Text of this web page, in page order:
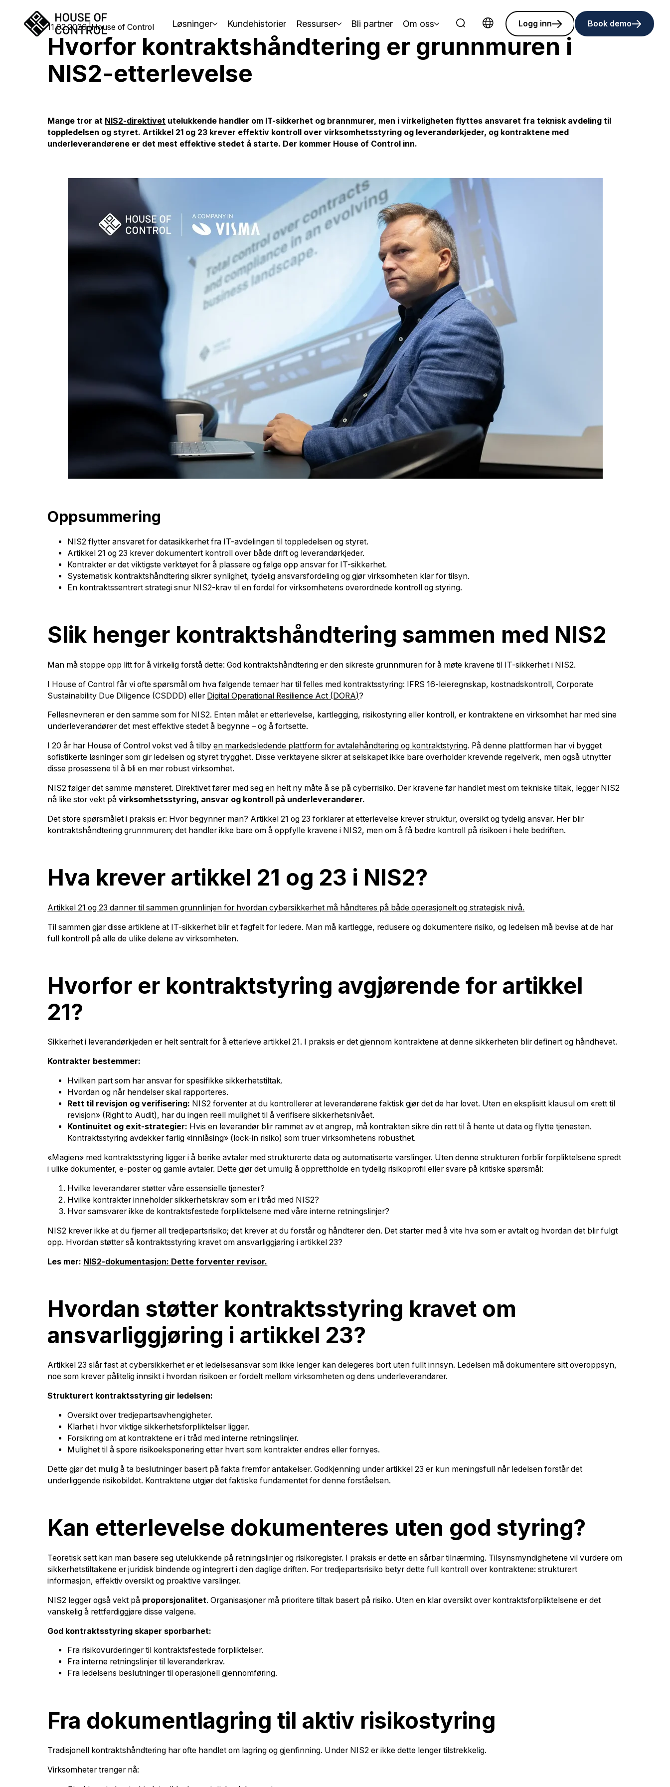
Løsninger Kundehistorier Ressurser Bli partner Om oss
Choose language
Logg inn Book demo
11.02.2026 House of Control
Hvorfor kontraktshåndtering er grunnmuren i
NIS2-etterlevelse
Mange tror at NIS2-direktivet utelukkende handler om IT-sikkerhet og brannmurer, men i virkeligheten flyttes ansvaret fra teknisk avdeling til
toppledelsen og styret. Artikkel 21 og 23 krever effektiv kontroll over virksomhetsstyring og leverandørkjeder, og kontraktene med
underleverandørene er det mest effektive stedet å starte. Der kommer House of Control inn.
Oppsummering
NIS2 flytter ansvaret for datasikkerhet fra IT-avdelingen til toppledelsen og styret.
Artikkel 21 og 23 krever dokumentert kontroll over både drift og leverandørkjeder.
Kontrakter er det viktigste verktøyet for å plassere og følge opp ansvar for IT-sikkerhet.
Systematisk kontraktshåndtering sikrer synlighet, tydelig ansvarsfordeling og gjør virksomheten klar for tilsyn.
En kontraktssentrert strategi snur NIS2-krav til en fordel for virksomhetens overordnede kontroll og styring.
Slik henger kontraktshåndtering sammen med NIS2
Man må stoppe opp litt for å virkelig forstå dette: God kontraktshåndtering er den sikreste grunnmuren for å møte kravene til IT-sikkerhet i NIS2.
I House of Control får vi ofte spørsmål om hva følgende temaer har til felles med kontraktsstyring: IFRS 16-leieregnskap, kostnadskontroll, Corporate
Sustainability Due Diligence (CSDDD) eller Digital Operational Resilience Act (DORA)?
Fellesnevneren er den samme som for NIS2. Enten målet er etterlevelse, kartlegging, risikostyring eller kontroll, er kontraktene en virksomhet har med sine
underleverandører det mest effektive stedet å begynne – og å fortsette.
I 20 år har House of Control vokst ved å tilbyen markedsledende plattform foravtalehåndtering og kontraktstyring. På denne plattformen har vi bygget
sofistikerte løsninger som gir ledelsen og styret trygghet. Disse verktøyene sikrer at selskapet ikke bare overholder krevende regelverk, men også utnytter
disse prosessene til å bli en mer robust virksomhet.
NIS2 følger det samme mønsteret. Direktivet fører med seg en helt ny måte å se på cyberrisiko. Der kravene før handlet mest om tekniske tiltak, legger NIS2
nå like stor vekt påvirksomhetsstyring, ansvar og kontroll på underleverandører.
Det store spørsmålet i praksis er: Hvor begynner man? Artikkel 21 og 23 forklarer at etterlevelse krever struktur, oversikt og tydelig ansvar. Her blir
kontraktshåndtering grunnmuren; det handler ikke bare om å oppfylle kravene i NIS2, men om å få bedre kontroll på risikoen i hele bedriften.
Hva krever artikkel 21 og 23 i NIS2?
Artikkel 21 og 23 danner til sammen grunnlinjen for hvordan cybersikkerhet må håndteres på både operasjonelt og strategisk nivå.
Til sammen gjør disse artiklene at IT-sikkerhet blir et fagfelt for ledere. Man må kartlegge, redusere og dokumentere risiko, og ledelsen må bevise at de har
full kontroll på alle de ulike delene av virksomheten.
Hvorfor er kontraktstyring avgjørende for artikkel
21?
Sikkerhet i leverandørkjeden er helt sentralt for å etterleve artikkel 21. I praksis er det gjennom kontraktene at denne sikkerheten blir definert og håndhevet.
Kontrakter bestemmer:
Hvilken part som har ansvar for spesifikke sikkerhetstiltak.
Hvordan og når hendelser skal rapporteres.
Rett til revisjon og verifisering: NIS2 forventer at du kontrollerer at leverandørene faktisk gjør det de har lovet. Uten en eksplisitt klausul om «rett til
revisjon» (Right to Audit), har du ingen reell mulighet til å verifisere sikkerhetsnivået.
Kontinuitet og exit-strategier: Hvis en leverandør blir rammet av et angrep, må kontrakten sikre din rett til å hente ut data og flytte tjenesten.
Kontraktsstyring avdekker farlig «innlåsing» (lock-in risiko) som truer virksomhetens robusthet.
«Magien» med kontraktsstyring ligger i å berike avtaler med strukturerte data og automatiserte varslinger. Uten denne strukturen forblir forpliktelsene spredt
i ulike dokumenter, e-poster og gamle avtaler. Dette gjør det umulig å opprettholde en tydelig risikoprofil eller svare på kritiske spørsmål:
Hvilke leverandører støtter våre essensielle tjenester?
Hvilke kontrakter inneholder sikkerhetskrav som er i tråd med NIS2?
Hvor samsvarer ikke de kontraktsfestede forpliktelsene med våre interne retningslinjer?
NIS2 krever ikke at du fjerner all tredjepartsrisiko; det krever at du forstår og håndterer den. Det starter med å vite hva som er avtalt og hvordan det blir fulgt
opp. Hvordan støtter så kontraktsstyring kravet om ansvarliggjøring i artikkel 23?
Les mer: NIS2-dokumentasjon: Dette forventer revisor.
Hvordan støtter kontraktsstyring kravet om
ansvarliggjøring i artikkel 23?
Artikkel 23 slår fast at cybersikkerhet er et ledelsesansvar som ikke lenger kan delegeres bort uten fullt innsyn. Ledelsen må dokumentere sitt overoppsyn,
noe som krever pålitelig innsikt i hvordan risikoen er fordelt mellom virksomheten og dens underleverandører.
Strukturert kontraktsstyring gir ledelsen:
Oversikt over tredjepartsavhengigheter.
Klarhet i hvor viktige sikkerhetsforpliktelser ligger.
Forsikring om at kontraktene er i tråd med interne retningslinjer.
Mulighet til å spore risikoeksponering etter hvert som kontrakter endres eller fornyes.
Dette gjør det mulig å ta beslutninger basert på fakta fremfor antakelser. Godkjenning under artikkel 23 er kun meningsfull når ledelsen forstår det
underliggende risikobildet. Kontraktene utgjør det faktiske fundamentet for denne forståelsen.
Kan etterlevelse dokumenteres uten god styring?
Teoretisk sett kan man basere seg utelukkende på retningslinjer og risikoregister. I praksis er dette en sårbar tilnærming. Tilsynsmyndighetene vil vurdere om
sikkerhetstiltakene er juridisk bindende og integrert i den daglige driften. For tredjepartsrisiko betyr dette full kontroll over kontraktene: strukturert
informasjon, effektiv oversikt og proaktive varslinger.
NIS2 legger også vekt på proporsjonalitet. Organisasjoner må prioritere tiltak basert på risiko. Uten en klar oversikt over kontraktsforpliktelsene er det
vanskelig å rettferdiggjøre disse valgene.
God kontraktsstyring skaper sporbarhet:
Fra risikovurderinger til kontraktsfestede forpliktelser.
Fra interne retningslinjer til leverandørkrav.
Fra ledelsens beslutninger til operasjonell gjennomføring.
Fra dokumentlagring til aktiv risikostyring
Tradisjonell kontraktshåndtering har ofte handlet om lagring og gjenfinning. Under NIS2 er ikke dette lenger tilstrekkelig.
Virksomheter trenger nå: